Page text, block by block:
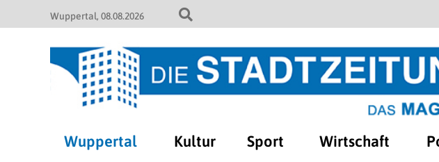
Wuppertal 08.08.2026
Wuppertal Kultur Sport Wirtschaft